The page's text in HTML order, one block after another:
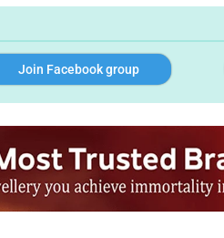
Join Facebook group